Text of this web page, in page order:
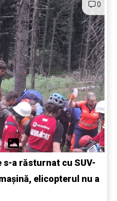
0
s-a răsturnat cu SUV-
elicopterul nu a